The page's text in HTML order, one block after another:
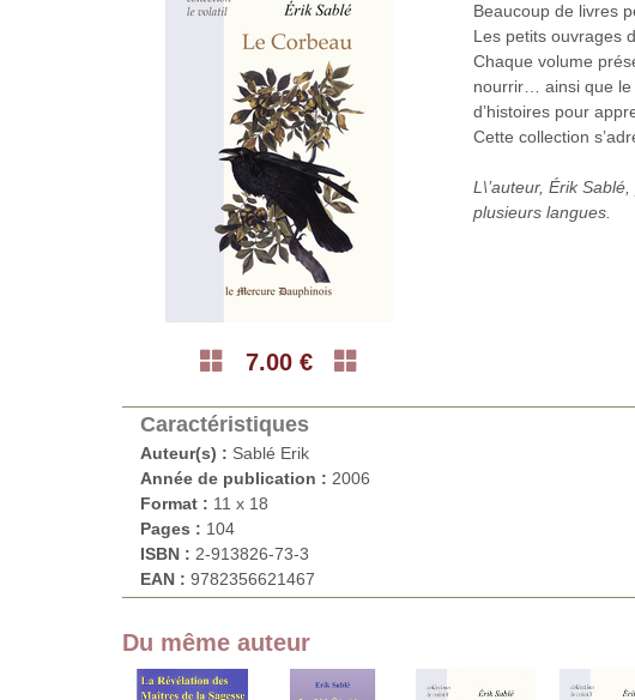
7.00 €
Beaucoup de livres
Les petits ouvrages
Chaque volume
nourrir… ainsi que le
d’histoires pour
Cette collection
L\’auteur, Érik
plusieurs langues.
Caractéristiques
Auteur(s) : Sablé Erik
Année de publication : 2006
Format : 11 x 18
Pages : 104
ISBN : 2-913826-73-3
EAN : 9782356621467
Du même auteur